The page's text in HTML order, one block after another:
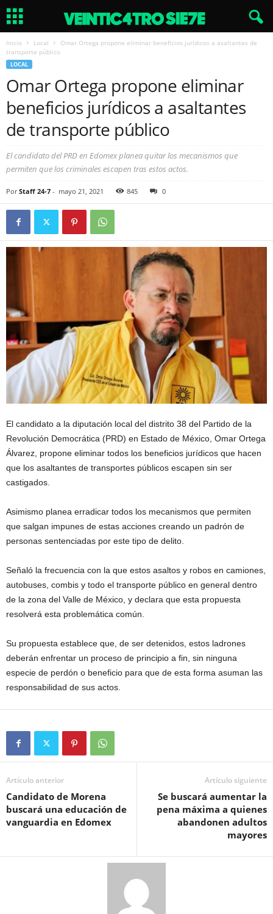
Inicio Local
Omar Ortega propone eliminar beneficios jurídicos a asaltantes de
transporte público
LOCAL
Omar Ortega propone eliminar
beneficios jurídicos a asaltantes
de transporte público
El candidato del PRD en Edomex planea quitar los mecanismos que
permiten que los criminales escapen tras estos actos.
Por Staff 24-7 - mayo 21, 2021 845 0
El candidato a la diputación local del distrito 38 del Partido de la
Revolución Democrática (PRD) en Estado de México, Omar Ortega
Álvarez, propone eliminar todos los beneficios jurídicos que hacen
que los asaltantes de transportes públicos escapen sin ser
castigados.
Asimismo planea erradicar todos los mecanismos que permiten
que salgan impunes de estas acciones creando un padrón de
personas sentenciadas por este tipo de delito.
Señaló la frecuencia con la que estos asaltos y robos en camiones,
autobuses, combis y todo el transporte público en general dentro
de la zona del Valle de México, y declara que esta propuesta
resolverá esta problemática común.
Su propuesta establece que, de ser detenidos, estos ladrones
deberán enfrentar un proceso de principio a fin, sin ninguna
especie de perdón o beneficio para que de esta forma asuman las
responsabilidad de sus actos.
Artículo anterior
Candidato de Morena
buscará una educación de
vanguardia en Edomex
Artículo siguiente
Se buscará aumentar la
pena máxima a quienes
abandonen adultos
mayores